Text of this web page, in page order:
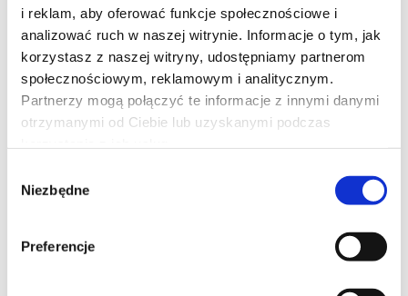
i reklam, aby oferować funkcje społecznościowe i
analizować ruch w naszej witrynie. Informacje o tym, jak
korzystasz z naszej witryny, udostępniamy partnerom
społecznościowym, reklamowym i analitycznym.
Partnerzy mogą połączyć te informacje z innymi danymi
otrzymanymi od Ciebie lub uzyskanymi podczas
zgody
Niezbędne
Preferencje
Kurozając i świątynia Świstaka
Gdy wyjątkowy pół kurczak, pół zając odkrywa, że nie jest sam i
ma siostrę, a cały gatunek kurozająców potrzebuje ratunku,
wyrusza w ryzykowną podróż do legendarnej Świątyni Świstaka.
niebezpieczna droga, przeciwnicy gotowi na wszystko i decyzja,